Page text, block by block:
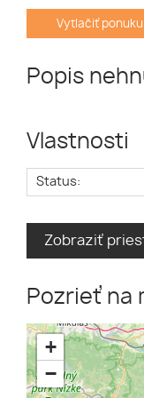
Vytlačiť ponuku
Popis
Vlastnosti
Status:
Zobraziť
Pozrieť na
+
−